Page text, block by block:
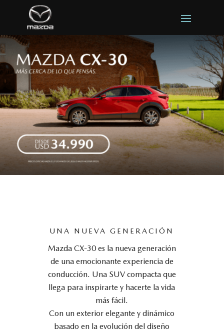
UNA NUEVA GENERACIÓN
Mazda CX-30 es la nueva generación
de una emocionante experiencia de
conducción. Una SUV compacta que
llega para inspirarte y hacerte la vida
más fácil.
Con un exterior elegante y dinámico
basado en la evolución del diseño